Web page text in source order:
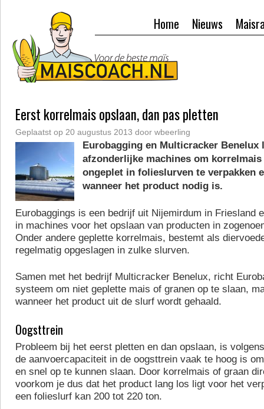
Nieuws
Home
Eerst korrelmais opslaan, dan pas pletten
Geplaatst op 20 augustus 2013 door wbeerling
Eurobagging en Multicracker Benelux
afzonderlijke machines om korrelmais
ongeplet in folieslurven te verpakken
wanneer het product nodig is.
Eurobaggings is een bedrijf uit Nijemirdum in Friesland
in machines voor het opslaan van producten in
Onder andere geplette korrelmais, bestemt als
regelmatig opgeslagen in zulke slurven.
Samen met het bedrijf Multicracker Benelux, richt
systeem om niet geplette mais of granen op te slaan,
wanneer het product uit de slurf wordt gehaald.
Oogsttrein
Probleem bij het eerst pletten en dan opslaan, is
de aanvoercapaciteit in de oogsttrein vaak te hoog is
en snel op te kunnen slaan. Door korrelmais of graan
voorkom je dus dat het product lang los ligt voor het
een folieslurf kan 200 tot 220 ton.